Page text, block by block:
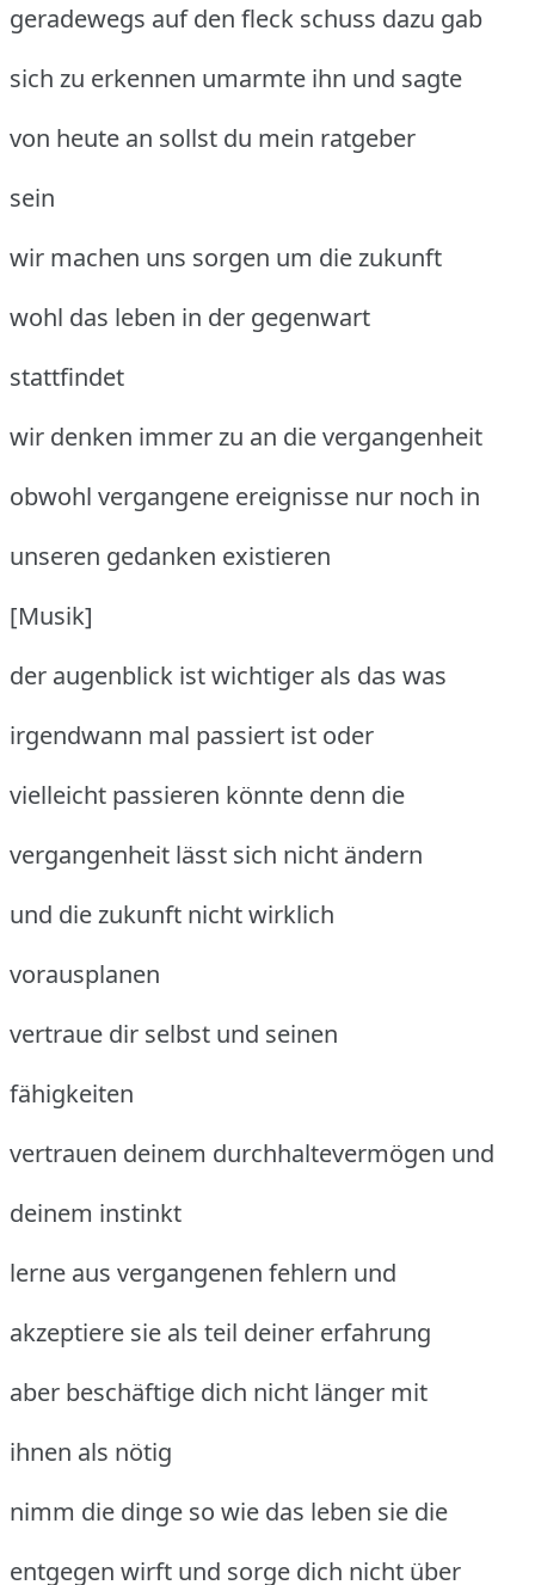
geradewegs auf den fleck schuss dazu gab
sich zu erkennen umarmte ihn und sagte
von heute an sollst du mein ratgeber
sein
wir machen uns sorgen um die zukunft
wohl das leben in der gegenwart
stattfindet
wir denken immer zu an die vergangenheit
obwohl vergangene ereignisse nur noch in
unseren gedanken existieren
[Musik]
der augenblick ist wichtiger als das was
irgendwann mal passiert ist oder
vielleicht passieren könnte denn die
vergangenheit lässt sich nicht ändern
und die zukunft nicht wirklich
vorausplanen
vertraue dir selbst und seinen
fähigkeiten
vertrauen deinem durchhaltevermögen und
deinem instinkt
lerne aus vergangenen fehlern und
akzeptiere sie als teil deiner erfahrung
aber beschäftige dich nicht länger mit
ihnen als nötig
nimm die dinge so wie das leben sie die
entgegen wirft und sorge dich nicht über